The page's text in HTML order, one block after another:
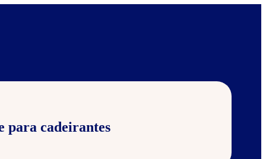
para cadeirantes